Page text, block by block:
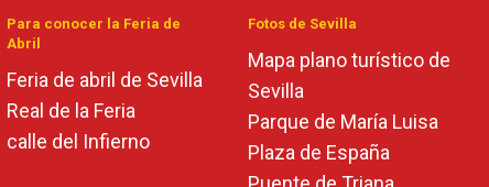
Para conocer la Feria de
Abril
Feria de abril de Sevilla
Real de la Feria
calle del Infierno
Fotos de Sevilla
Mapa plano turístico de
Sevilla
Parque de María Luisa
Plaza de España